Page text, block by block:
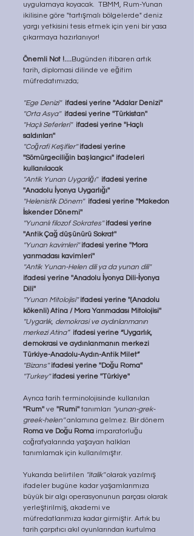
uygulamaya koyacak.  TBMM, Rum-Yunan
ikilisine göre "tartışmalı bölgelerde" deniz
yargı yetkisini tesis etmek için yeni bir yasa
çıkarmaya hazırlanıyor!
Önemli Not !....Bugünden itibaren artık
tarih, diplomasi dilinde ve eğitim
müfredatımızda;
''Ege Denizi'' ifadesi yerine ''Adalar Denizi''
''Orta Asya'' ifadesi yerine ''Türkistan''
''Haçlı Seferleri'' ifadesi yerine ''Haçlı
saldırıları''
''Coğrafi Keşifler'' ifadesi yerine
''Sömürgeciliğin başlangıcı'' ifadeleri
kullanılacak
''Antik Yunan Uygarlığı''
  ifadesi yerine
''Anadolu İyonya Uygarlığı''
''Helenistik Dönem''
  ifadesi yerine ''Makedon
İskender Dönemi''
''Yunanlı filozof Sokrates'' ifadesi yerine
''Antik Çağ düşünürü Sokrat''
''Yunan kavimleri'' ifadesi yerine ''Mora
yarımadası kavimleri''
''Antik Yunan-Helen dili ya da yunan dili''
ifadesi yerine ''Anadolu İyonya Dili-İyonya
Dili''
''Yunan Mitolojisi'' ifadesi yerine ''(Anadolu
kökenli) Atina / Mora Yarımadası Mitolojisi''
''Uygarlık, demokrasi ve aydınlanmanın
merkezi Atina” ifadesi yerine “Uygarlık,
demokrasi ve aydınlanmanın merkezi
Türkiye-Anadolu-Aydın-Antik Milet”
''Bizans'' ifadesi yerine ''Doğu Roma''
''Turkey'' ifadesi yerine ''Türkiye''
Ayrıca tarih terminolojisinde kullanılan
''Rum'' ve ''Rumi'' tanımları ''yunan-grek-
greek-helen'' anlamına gelmez. Bir dönem
Roma ve Doğu Roma imparatorluğu
coğrafyalarında yaşayan halkları
tanımlamak için kullanılmıştır.
Yukarıda belirtilen ''italik'' olarak yazılmış
ifadeler bugüne kadar yaşamlarımıza
büyük bir algı operasyonunun parçası olarak
yerleştirilmiş, akademi ve
müfredatlarımıza kadar girmiştir. Artık bu
tarih çarpıtıcı akıl oyunlarından kurtulma